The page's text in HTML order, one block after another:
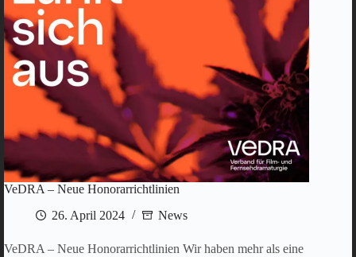
VeDRA – Neue Honorarrichtlinien
26. April 2024
News
VeDRA – Neue Honorarrichtlinien Wir haben mehr als eine